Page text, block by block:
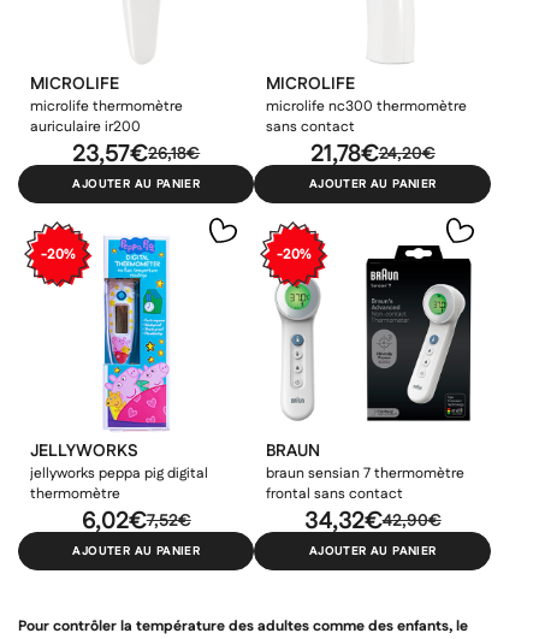
MICROLIFE
microlife thermomètre
auriculaire ir200
26,18€
23,57€
AJOUTER AU PANIER
MICROLIFE
microlife nc300 thermomètre
sans contact
24,20€
21,78€
AJOUTER AU PANIER
-20%
JELLYWORKS
jellyworks peppa pig digital
thermomètre
7,52€
6,02€
AJOUTER AU PANIER
-20%
BRAUN
braun sensian 7 thermomètre
frontal sans contact
42,90€
34,32€
AJOUTER AU PANIER
Pour contrôler la température des adultes comme des enfants, le
Ajouter à ma liste d'envies ×
add_circle_outline Créer une nouvelle liste
((modalTitle)) ×
((confirmMessage))
((cancelText)) ((modalDeleteText))
Créer une liste d'envies ×
Nom de la liste d'envies
Annuler Créer une liste d'envies
Connexion ×
Vous devez être connecté pour ajouter des produits à votre
liste d'envies.
Annuler